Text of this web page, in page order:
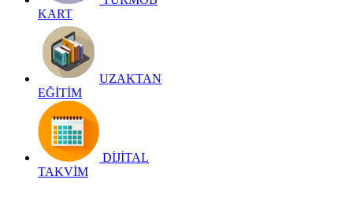
KART
UZAKTAN
EĞİTİM
DİJİTAL
TAKVİM